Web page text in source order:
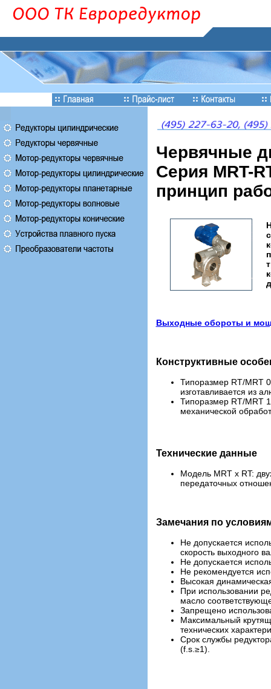
Червячные
Серия MRT-
принцип
Выходные обороты и
Конструктивные
Типоразмер RT/MRT
изготавливается из
Типоразмер RT/MRT
механической
Технические данные
Модель MRT x RT:
передаточных
Замечания по
Не допускается
скорость выходного
Не допускается
Не рекомендуется
Высокая
При использовании
масло
Запрещено
Максимальный
технических
Срок службы
(f.s.≥1).